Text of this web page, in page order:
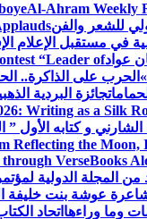
Al-Ahram Weekly
للشعر والفن
عواد“Leader of
الحرب على الذاكرة..
Writing as a Silk
و كتابه الأول ”
Reflecting the
VerseBooks
من المجلة الدولية
عوشة بنت خليفة
وما وراءها اتحاد